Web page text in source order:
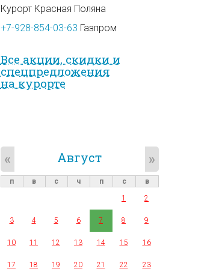
Курорт Красная Поляна
+7-928-854-03-63 Газпром
Все акции, скидки и
спец­предложе­ния
на курорте
Август
« »
п в с ч п с
в
1
2
3 4 5 6 7 8 9
10 11 12 13 14 15 16
17 18 19 20 21 22 23